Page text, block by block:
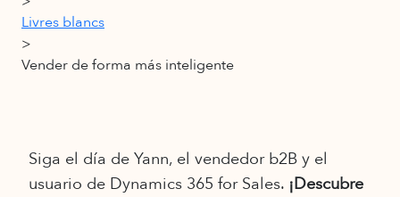
Livres blancs
>
Vender de forma más inteligente
Siga el día de Yann, el vendedor b2B y el
usuario de Dynamics 365 for Sales. ¡Descubre